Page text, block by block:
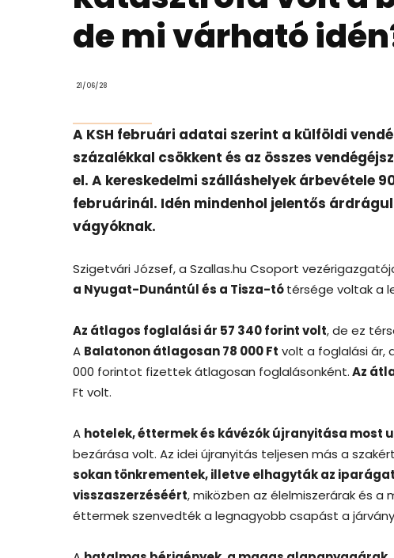
de mi várható
21/06/28
A KSH februári adatai szerint a külföldi
százalékkal csökkent és az összes
el. A kereskedelmi szálláshelyek árbevétele
februárinál. Idén mindenhol jelentős
vágyóknak.
Szigetvári József, a Szallas.hu Csoport
a Nyugat-Dunántúl és a Tisza-tótérsége voltak a
Az átlagos foglalási ár 57 340 forint volt, de ez
A Balatonon átlagosan 78 000 Ft volt a foglalási ár,
000 forintot fizettek átlagosan foglalásonként.Az
Ft volt.
A hotelek, éttermek és kávézók újranyitása most
bezárása volt. Az idei újranyitás teljesen más a
sokan tönkrementek, illetve elhagyták az
visszaszerzéséért, miközben az élelmiszerárak és a
éttermek szenvedték a legnagyobb csapást a